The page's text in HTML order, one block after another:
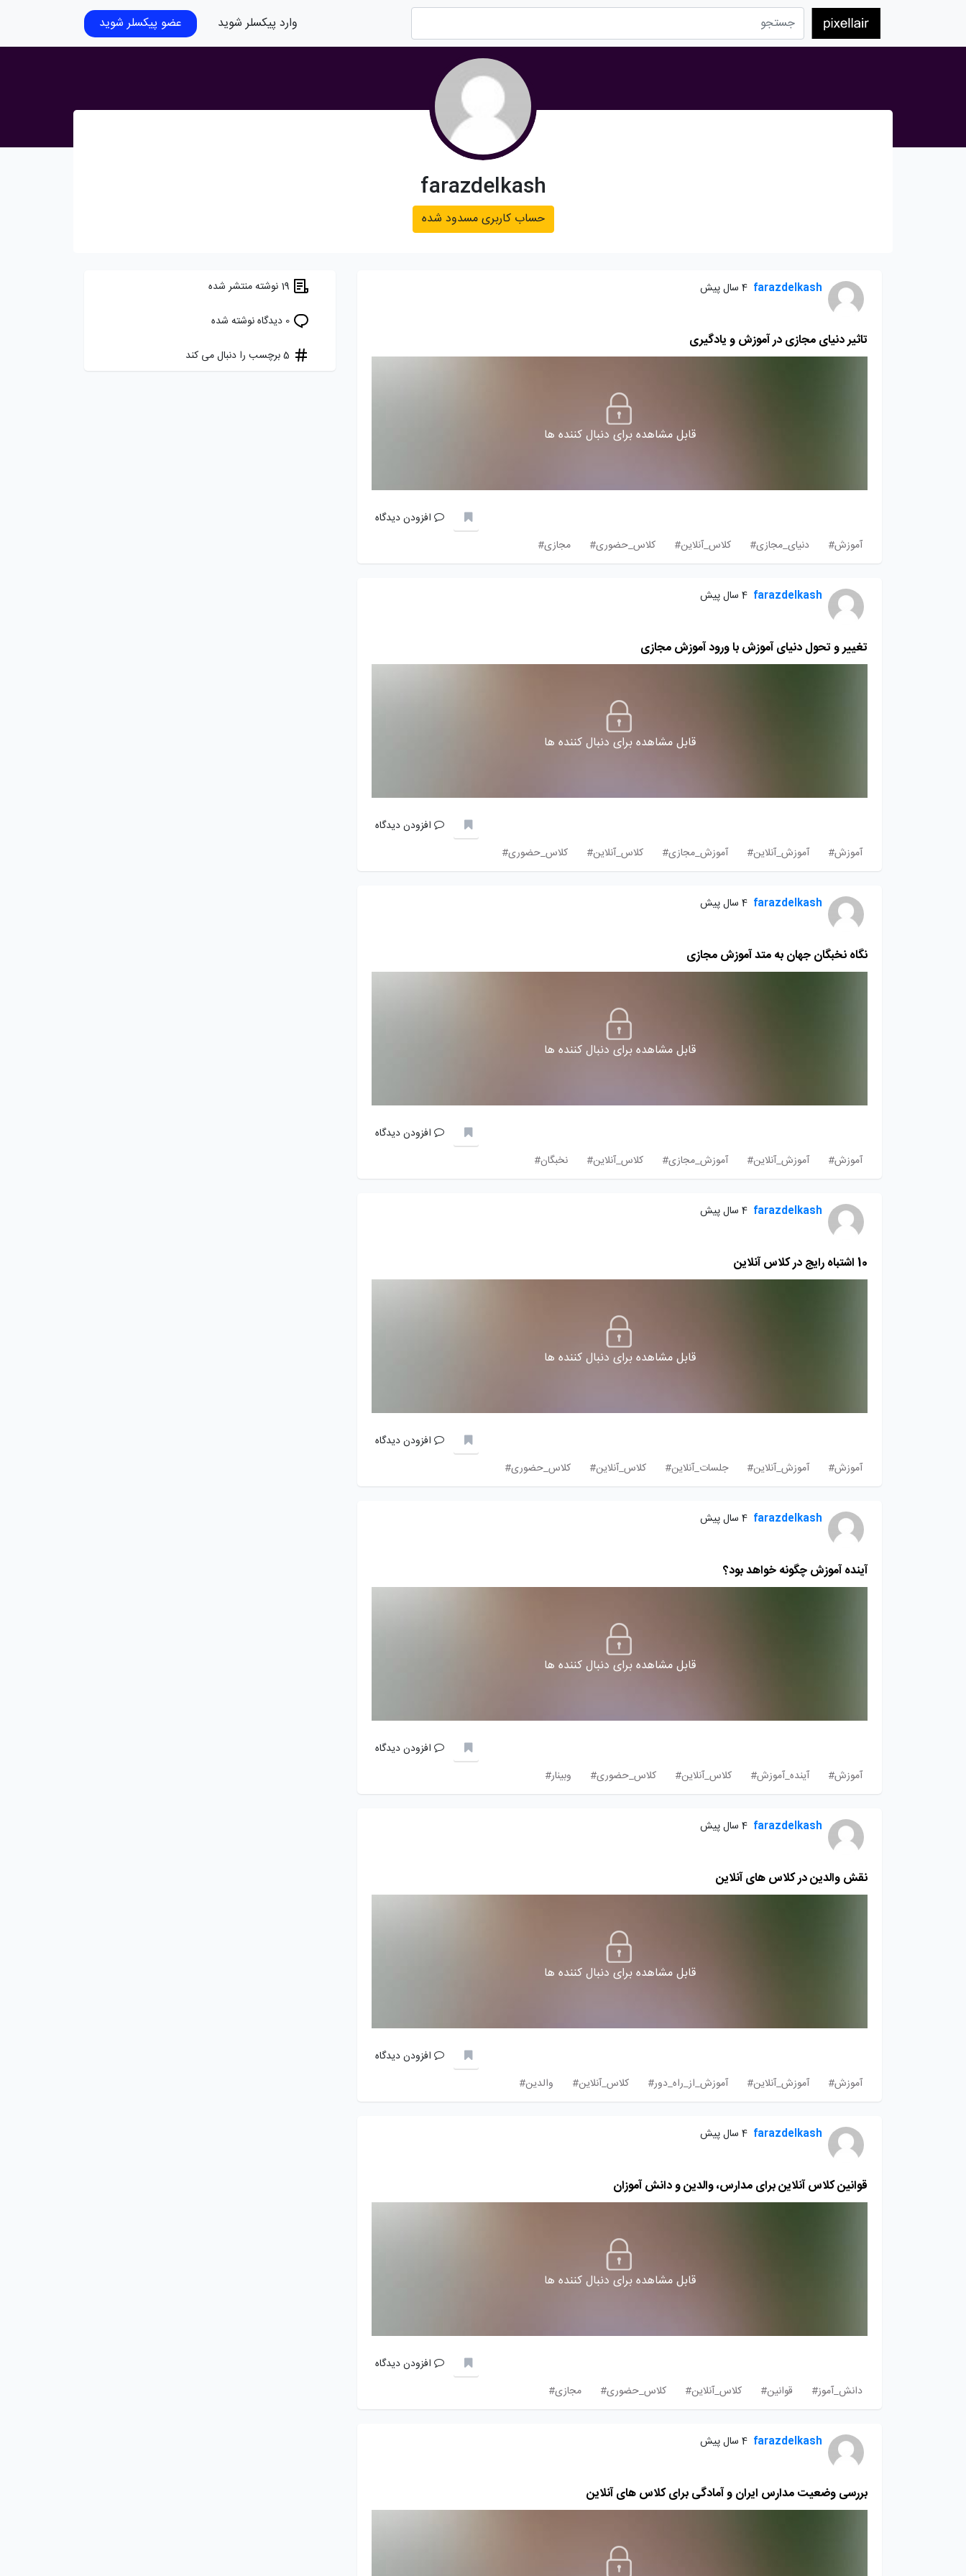
وارد پیکسلر شوید عضو پیکسلر شوید
farazdelkash
حساب کاربری مسدود شده
farazdelkash 4 سال پیش
تاثیر دنیای مجازی در آموزش و یادگیری
قابل مشاهده برای دنبال کننده ها
افزودن دیدگاه
آموزش#
دنیای_مجازی# کلاس_آنلاین# کلاس_حضوری# مجازی#
farazdelkash 4 سال پیش
تغییر و تحول دنیای آموزش با ورود آموزش مجازی
قابل مشاهده برای دنبال کننده ها
افزودن دیدگاه
آموزش#
آموزش_آنلاین# آموزش_مجازی# کلاس_آنلاین# کلاس_حضوری#
farazdelkash 4 سال پیش
نگاه نخبگان جهان به متد آموزش مجازی
قابل مشاهده برای دنبال کننده ها
افزودن دیدگاه
آموزش#
آموزش_آنلاین# آموزش_مجازی# کلاس_آنلاین# نخبگان#
farazdelkash 4 سال پیش
10 اشتباه رایج در کلاس آنلاین
قابل مشاهده برای دنبال کننده ها
افزودن دیدگاه
آموزش#
آموزش_آنلاین# جلسات_آنلاین# کلاس_آنلاین# کلاس_حضوری#
farazdelkash 4 سال پیش
آینده آموزش چگونه خواهد بود؟
قابل مشاهده برای دنبال کننده ها
افزودن دیدگاه
آموزش#
آینده_آموزش# کلاس_آنلاین# کلاس_حضوری# وبینار#
farazdelkash 4 سال پیش
نقش والدین در کلاس های آنلاین
قابل مشاهده برای دنبال کننده ها
افزودن دیدگاه
آموزش#
آموزش_آنلاین# آموزش_از_راه_دور# کلاس_آنلاین# والدین#
farazdelkash 4 سال پیش
قوانین کلاس آنلاین برای مدارس، والدین و دانش‌ آموزان
قابل مشاهده برای دنبال کننده ها
افزودن دیدگاه
دانش_آموز#
قوانین# کلاس_آنلاین# کلاس_حضوری# مجازی#
farazdelkash 4 سال پیش
بررسی وضعیت مدارس ایران و آمادگی برای کلاس ‌های آنلاین